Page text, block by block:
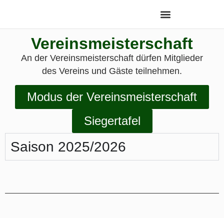
Vereinsmeisterschaft
An der Vereinsmeisterschaft dürfen Mitglieder
des Vereins und Gäste teilnehmen.
Modus der Vereinsmeisterschaft
Siegertafel
Saison 2025/2026